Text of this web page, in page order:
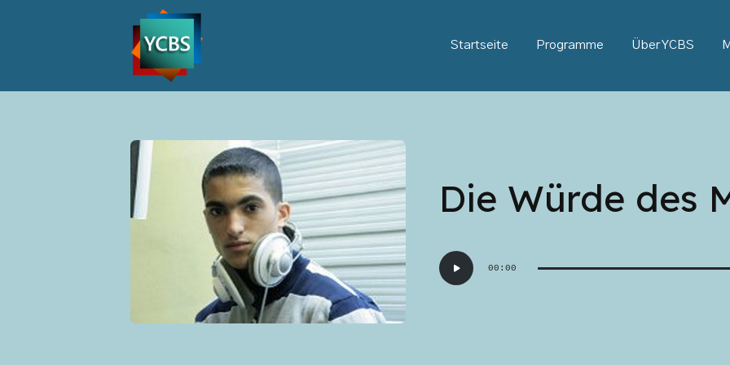
Startseite Programme Über YCBS
Die Würde des
Audio-
Player
00:00